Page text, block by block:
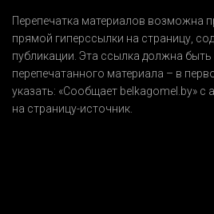
Перепечатка материалов возможна
прямой гиперссылки на страницу,
публикации. Эта ссылка должна
перепечатанного материала – в
указать: «Сообщает belkagomel.by» с
на страницу-источник.